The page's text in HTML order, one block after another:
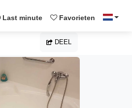
Last minute Favorieten
DEEL